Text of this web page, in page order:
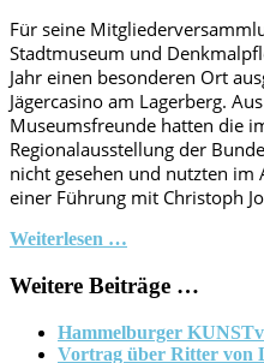
Für seine
Stadtmuseum und
Jahr einen besonderen Ort
Jägercasino am Lagerberg.
Museumsfreunde hatten die
Regionalausstellung der
nicht gesehen und nutzten im
einer Führung mit Christoph
Weiterlesen …
Weitere Beiträge …
Hammelburger
Vortrag über Ritter von